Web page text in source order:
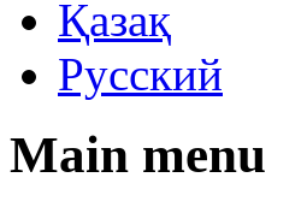
Қазақ
Русский
Main menu